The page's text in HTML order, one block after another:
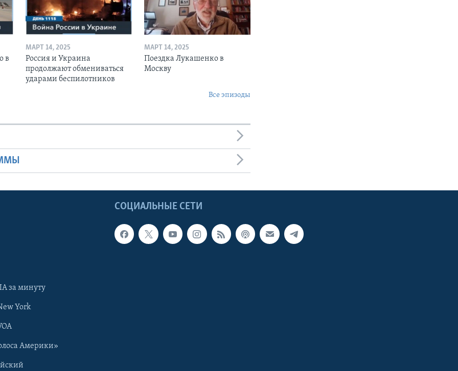
в
МАРТ 14, 2025
Россия и Украина
продолжают обмениваться
ударами беспилотников
МАРТ 14, 2025
Поездка Лукашенко в
Москву
Все эпизоды
СОЦИАЛЬНЫЕ СЕТИ
за минуту
York
Америки»